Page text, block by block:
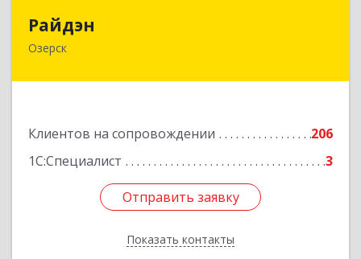
Райдэн
Озерск
Клиентов на сопровождении
206
1С:Специалист
3
Отправить заявку
Показать контакты
456783, Челябинская обл, Озерск г, Ленина пр-
Отправить заявку
Назад